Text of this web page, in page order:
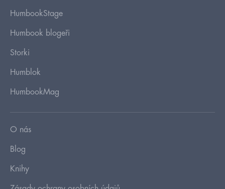
HumbookStage
Humbook blogeři
Storki
Humblok
HumbookMag
O nás
Blog
Knihy